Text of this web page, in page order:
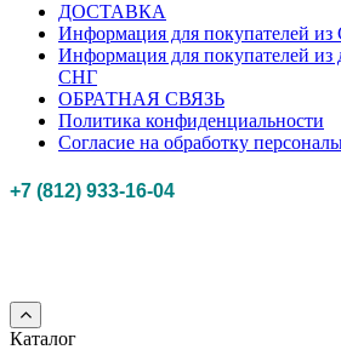
ДОСТАВКА
Информация для покупателей из
Информация для покупателей из
СНГ
ОБРАТНАЯ СВЯЗЬ
Политика конфиденциальности
Согласие на обработку
+7 (812) 933-16-04
Каталог